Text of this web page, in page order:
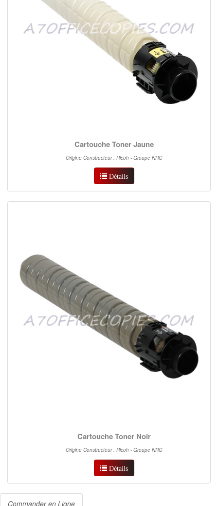
Cartouche Toner Jaune
Origine Constructeur : Ricoh - Groupe NRG
Détails
Cartouche Toner Noir
Origine Constructeur : Ricoh - Groupe NRG
Détails
Commander en Ligne